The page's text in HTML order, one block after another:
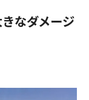
なダメージ